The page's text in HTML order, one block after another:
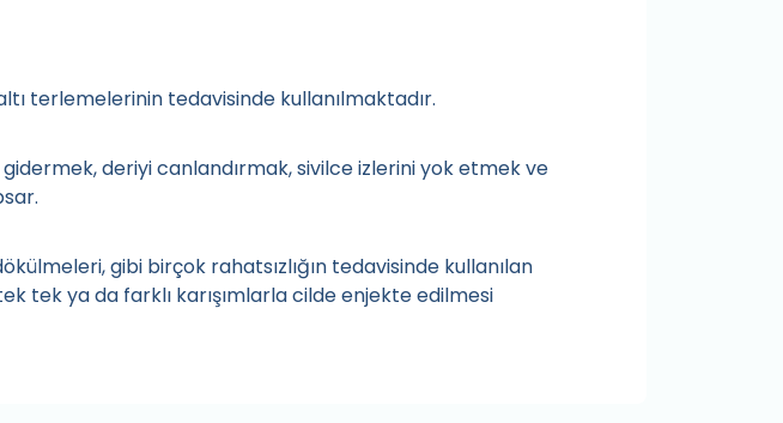
terlemelerinin tedavisinde kullanılmaktadır.
deriyi canlandırmak, sivilce izlerini yok etmek ve
gibi birçok rahatsızlığın tedavisinde kullanılan
tek ya da farklı karışımlarla cilde enjekte edilmesi